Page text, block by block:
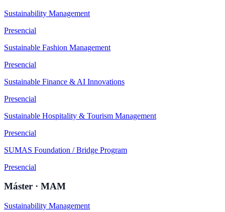
Sustainability Management
Presencial
Sustainable Fashion Management
Presencial
Sustainable Finance & AI Innovations
Presencial
Sustainable Hospitality & Tourism Management
Presencial
SUMAS Foundation / Bridge Program
Presencial
Máster · MAM
Sustainability Management